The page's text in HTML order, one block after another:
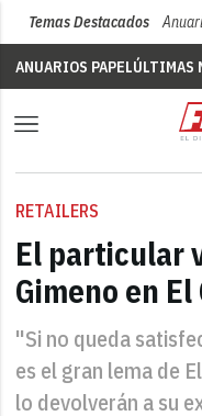
Temas Destacados
ANUARIOS PAPELÚLTIMAS
RETAILERS
El particular
Gimeno en
"Si no queda
es el gran lema de
lo devolverán a su